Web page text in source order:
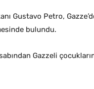
Gustavo Petro,
bulundu.
Gazzeli